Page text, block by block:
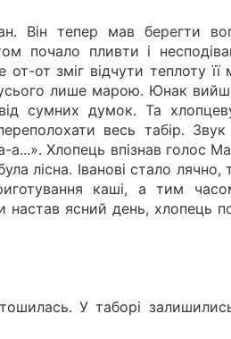
Він тепер мав берегти
почало пливти і
от зміг відчути теплоту її
усього лише марою. Юнак
сумних думок. Та
весь табір.
Хлопець впізнав голос
лісна. Іванові стало лячно,
каші, а тим
ясний день, хлопець
У таборі залишились